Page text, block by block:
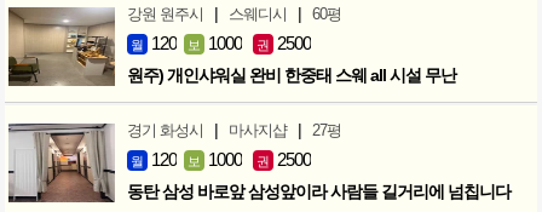
강원 원주시 | 스웨디시 | 60평
월 120 보 1000 권 2500
원주) 개인샤워실 완비 한중태 스웨 all 시설 무난
경기 화성시 | 마사지샵 | 27평
월 120 보 1000 권 2500
동탄 삼성 바로앞 삼성앞이라 사람들 길거리에 넘칩니다